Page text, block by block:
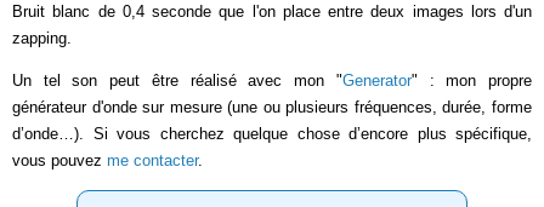
Bruit blanc de 0,4 seconde que l'on place entre deux images lors d'un
zapping.
Un tel son peut être réalisé avec mon "Generator" : mon propre
générateur d'onde sur mesure (une ou plusieurs fréquences, durée, forme
d’onde…). Si vous cherchez quelque chose d’encore plus spécifique,
vous pouvez me contacter.